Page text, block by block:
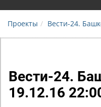
Проекты Вести-24.
Вести-24.
19.12.16